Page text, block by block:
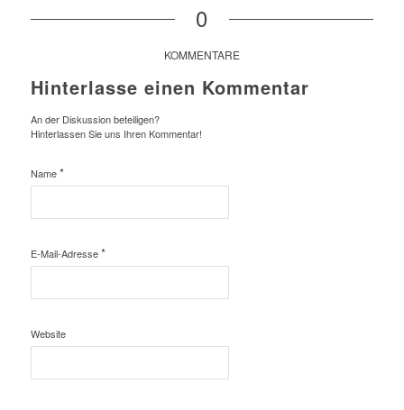
0
KOMMENTARE
Hinterlasse einen Kommentar
An der Diskussion beteiligen?
Hinterlassen Sie uns Ihren Kommentar!
Name*
E-Mail-Adresse*
Website